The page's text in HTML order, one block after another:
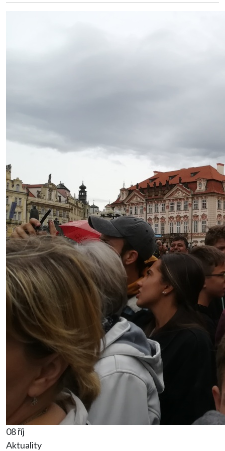
08 říj
Aktuality